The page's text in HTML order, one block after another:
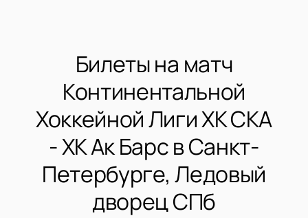
Билеты на матч
Континентальной
Хоккейной Лиги ХК СКА
- ХК Ак Барс в Санкт-
Петербурге, Ледовый
дворец СПб